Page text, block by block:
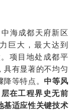
海成都天府新区
巨大，最大达到
项目地处成都平
具有显著的不均匀
等特点。 中等风
在工程界史无前
基适应性关键技术